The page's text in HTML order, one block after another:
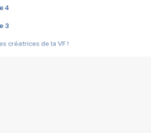
4
3
créatrices de la VF !